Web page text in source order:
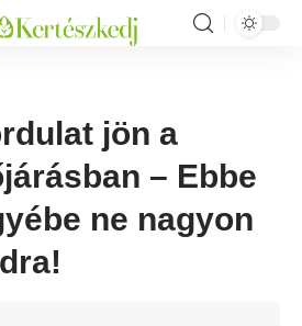
jön a
– Ebbe
ne nagyon